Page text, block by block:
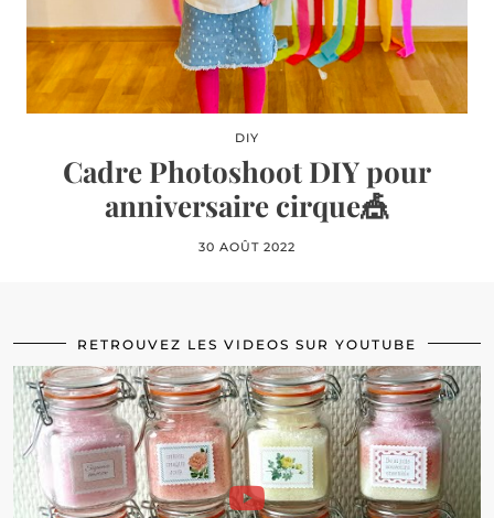
DIY
Cadre Photoshoot DIY pour
anniversaire cirque🎪
30 AOÛT 2022
RETROUVEZ LES VIDEOS SUR YOUTUBE